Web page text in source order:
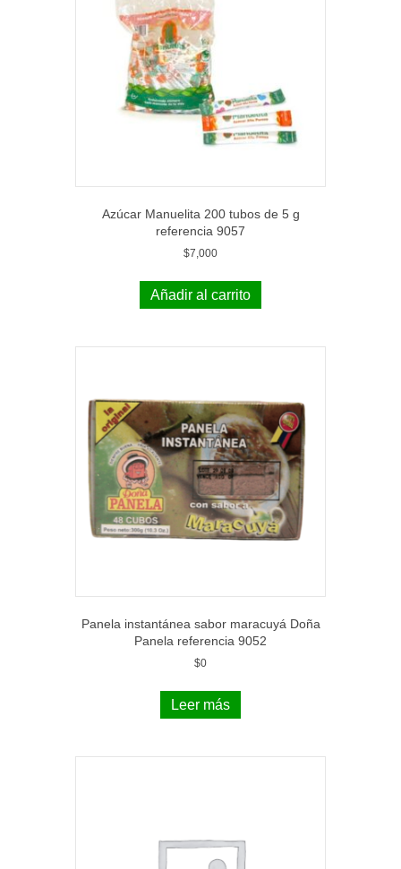
Azúcar Manuelita 200 tubos de 5 g
referencia 9057
$7,000
Añadir al carrito
Panela instantánea sabor maracuyá Doña
Panela referencia 9052
$0
Leer más